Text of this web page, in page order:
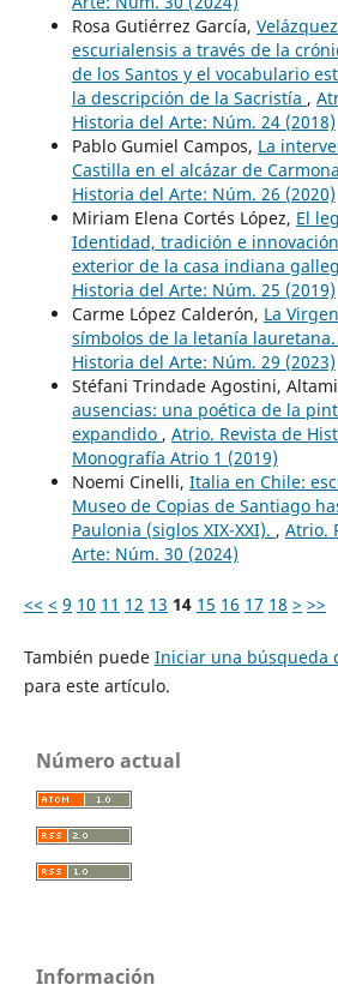
Rosa Gutiérrez García,
escurialensis a través de la
de los Santos y el vocabulario
la descripción de la Sacristía ,
Historia del Arte: Núm. 24 (2018)
Pablo Gumiel Campos, La
Castilla en el alcázar de Carmona
Historia del Arte: Núm. 26 (2020)
Miriam Elena Cortés López, El
Identidad, tradición e
exterior de la casa indiana
Historia del Arte: Núm. 25 (2019)
Carme López Calderón, La
símbolos de la letanía lauretana.
Historia del Arte: Núm. 29 (2023)
Stéfani Trindade Agostini,
ausencias: una poética de la
expandido , Atrio. Revista de
Monografía Atrio 1 (2019)
Noemi Cinelli, Italia en Chile:
Museo de Copias de Santiago
Paulonia (siglos XIX-XXI). , Atrio.
Arte: Núm. 30 (2024)
<< < 9 10 11 12 13 14 15 16 17 18 > >>
También puede Iniciar una búsqueda
para este artículo.
Número actual
Información